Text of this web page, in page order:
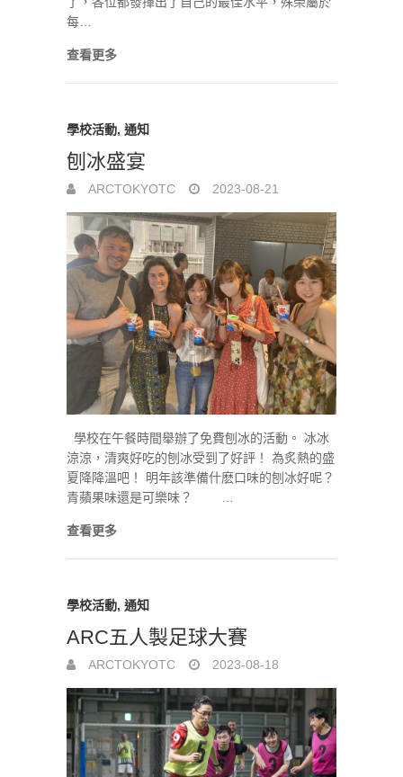
每…
查看更多
學校活動 通知
刨冰盛宴
ARCTOKYOTC 2023-08-21
學校在午餐時間舉辦了免費刨冰的活動。 冰冰
涼涼，清爽好吃的刨冰受到了好評！ 為炙熱的盛
夏降降溫吧！ 明年該準備什麽口味的刨冰好呢？
青蘋果味還是可樂味？ …
查看更多
學校活動 通知
ARC五人製足球大賽
ARCTOKYOTC 2023-08-18